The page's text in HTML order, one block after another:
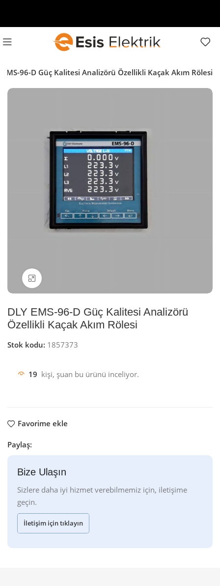
EMS-96-D Güç Kalitesi Analizörü Özellikli Kaçak Akım Rölesi
DLY EMS-96-D Güç Kalitesi Analizörü
Özellikli Kaçak Akım Rölesi
Stok kodu: 1857373
19 kişi, şuan bu ürünü inceliyor.
Favorime ekle
Paylaş:
Bize Ulaşın
Sizlere daha iyi hizmet verebilmemiz için, iletişime
geçin.
İletişim için tıklayın